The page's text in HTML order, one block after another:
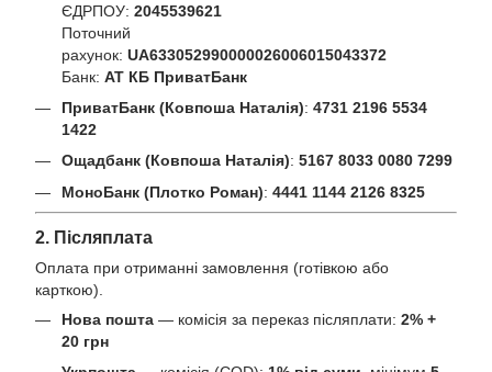
ЄДРПОУ: 2045539621
Поточний
рахунок: UA633052990000026006015043372
Банк: АТ КБ ПриватБанк
ПриватБанк (Ковпоша Наталія): 4731 2196 5534
1422
Ощадбанк (Ковпоша Наталія): 5167 8033 0080 7299
МоноБанк (Плотко Роман): 4441 1144 2126 8325
2. Післяплата
Оплата при отриманні замовлення (готівкою або
карткою).
Нова пошта — комісія за переказ післяплати: 2% +
20 грн